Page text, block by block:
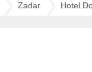
Zadar Hotel